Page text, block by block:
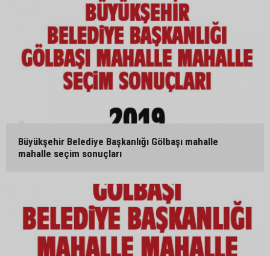
Büyükşehir Belediye Başkanlığı Gölbaşı mahalle
mahalle seçim sonuçları